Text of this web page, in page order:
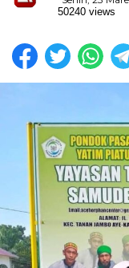
50240 views